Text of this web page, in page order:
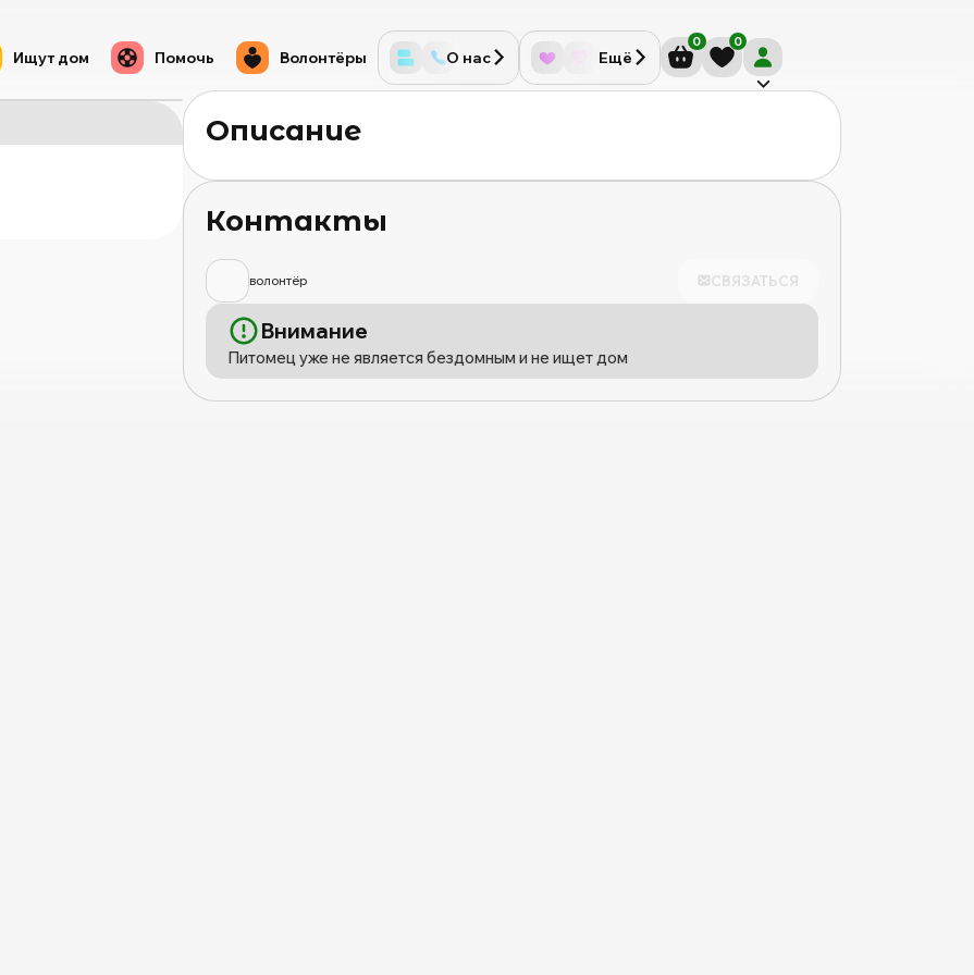
0 0
Ищут дом Помочь Волонтёры О нас Ещё
Описание
Контакты
волонтёр СВЯЗАТЬСЯ
Внимание
Питомец уже не является бездомным и не ищет дом